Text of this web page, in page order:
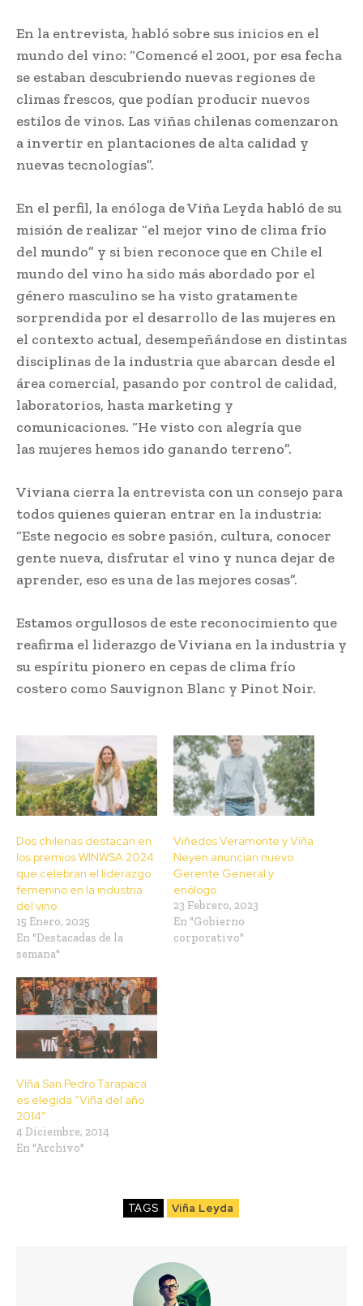
En la entrevista, habló sobre sus inicios en el
mundo del vino: “Comencé el 2001, por esa fecha
se estaban descubriendo nuevas regiones de
climas frescos, que podían producir nuevos
estilos de vinos. Las viñas chilenas comenzaron
a invertir en plantaciones de alta calidad y
nuevas tecnologías”.
En el perfil, la enóloga de Viña Leyda habló de su
misión de realizar “el mejor vino de clima frío
del mundo” y si bien reconoce que en Chile el
mundo del vino ha sido más abordado por el
género masculino se ha visto gratamente
sorprendida por el desarrollo de las mujeres en
el contexto actual, desempeñándose en distintas
disciplinas de la industria que abarcan desde el
área comercial, pasando por control de calidad,
laboratorios, hasta marketing y
comunicaciones. “He visto con alegría que
las mujeres hemos ido ganando terreno”.
Viviana cierra la entrevista con un consejo para
todos quienes quieran entrar en la industria:
“Este negocio es sobre pasión, cultura, conocer
gente nueva, disfrutar el vino y nunca dejar de
aprender, eso es una de las mejores cosas”.
Estamos orgullosos de este reconocimiento que
reafirma el liderazgo de Viviana en la industria y
su espíritu pionero en cepas de clima frío
costero como Sauvignon Blanc y Pinot Noir.
Dos chilenas destacan en
los premios WINWSA 2024
que celebran el liderazgo
femenino en la industria
del vino
15 Enero, 2025
En "Destacadas de la
semana"
Viñedos Veramonte y Viña
Neyen anuncian nuevo
Gerente General y
enólogo
23 Febrero, 2023
En "Gobierno
corporativo"
Viña San Pedro Tarapacá
es elegida “Viña del año
2014”
4 Diciembre, 2014
En "Archivo"
TAGS Viña Leyda